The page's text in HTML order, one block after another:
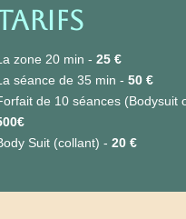
zone 20 min - 25 €
séance de 35 min - 50 €
de 10 séances (Bodysuit
Suit (collant) - 20 €